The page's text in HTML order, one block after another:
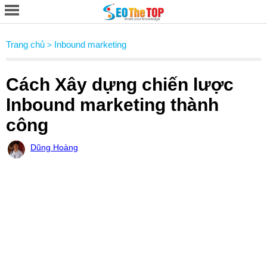
Trang chủ > Inbound marketing
Cách Xây dựng chiến lược
Inbound marketing thành
công
Dũng Hoàng